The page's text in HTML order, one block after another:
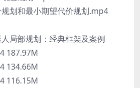
划和最小期望代价规划.mp4
局部规划：经典框架及案例
187.97M
134.66M
116.15M